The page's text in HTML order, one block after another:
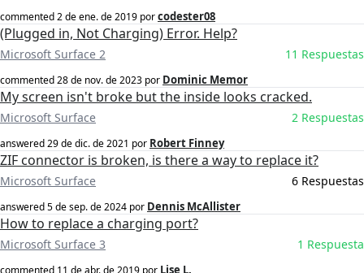
commented2 de ene. de 2019 porcodester08
(Plugged in, Not Charging) Error. Help?
Microsoft Surface 2 11 Respuestas
commented28 de nov. de 2023 por Dominic Memor
My screen isn't broke but the inside looks cracked.
Microsoft Surface 2 Respuestas
answered29 de dic. de 2021 por Robert Finney
ZIF connector is broken, is there a way to replace it?
Microsoft Surface 6 Respuestas
answered5 de sep. de 2024 por Dennis McAllister
How to replace a charging port?
Microsoft Surface 3 1 Respuesta
commented 11 de abr. de 2019 por Lise L.